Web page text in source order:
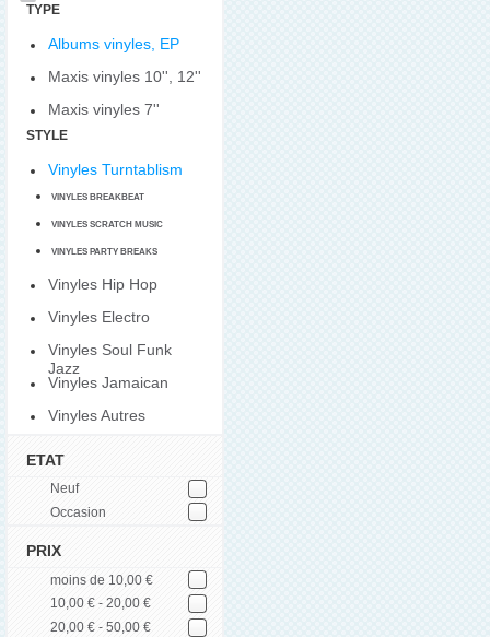
TYPE
Albums vinyles, EP
Maxis vinyles 10'', 12''
Maxis vinyles 7''
STYLE
Vinyles Turntablism
VINYLES BREAKBEAT
VINYLES SCRATCH MUSIC
VINYLES PARTY BREAKS
Vinyles Hip Hop
Vinyles Electro
Vinyles Soul Funk
Jazz
Vinyles Jamaican
Vinyles Autres
ETAT
Neuf
Occasion
PRIX
moins de 10,00 €
10,00 € - 20,00 €
20,00 € - 50,00 €